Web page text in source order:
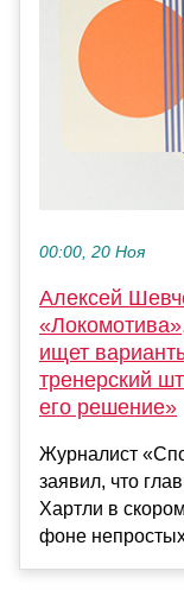
00:00, 20 Ноя
Алексей
ищет
тренерский
его решение»
Журналист
заявил, что
Хартли в
фоне